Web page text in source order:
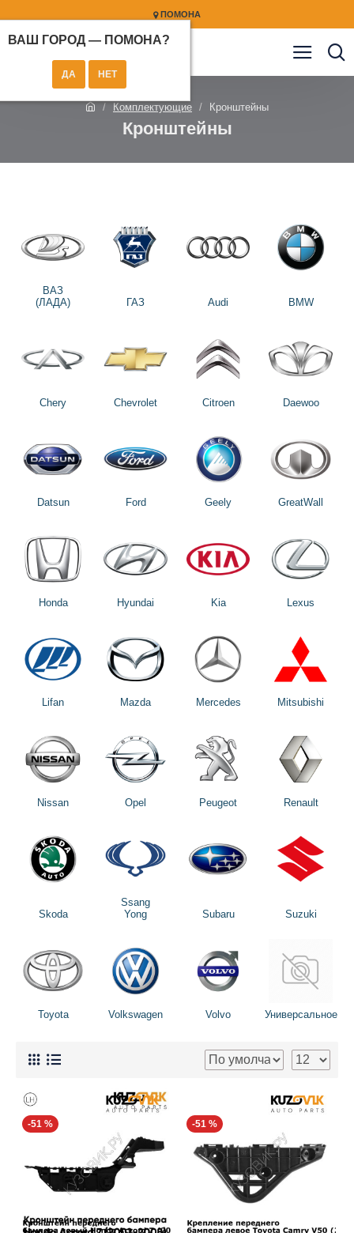
ПОМОНА
ВАШ ГОРОД — ПОМОНА?
Комплектующие Кронштейны
Кронштейны
ВАЗ
(ЛАДА)
ГАЗ Audi BMW
Chery Chevrolet Citroen Daewoo
Datsun Ford Geely GreatWall
Honda Hyundai Kia Lexus
Lifan Mazda Mercedes Mitsubishi
Nissan Opel Peugeot Renault
Skoda
Ssang
Yong
Subaru Suzuki
Toyota Volkswagen Volvo Универсальное
-51 % -51 %